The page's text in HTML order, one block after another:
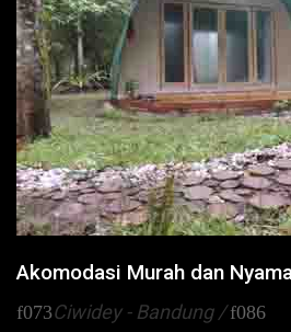
Akomodasi Murah dan
Ciwidey - Bandung /